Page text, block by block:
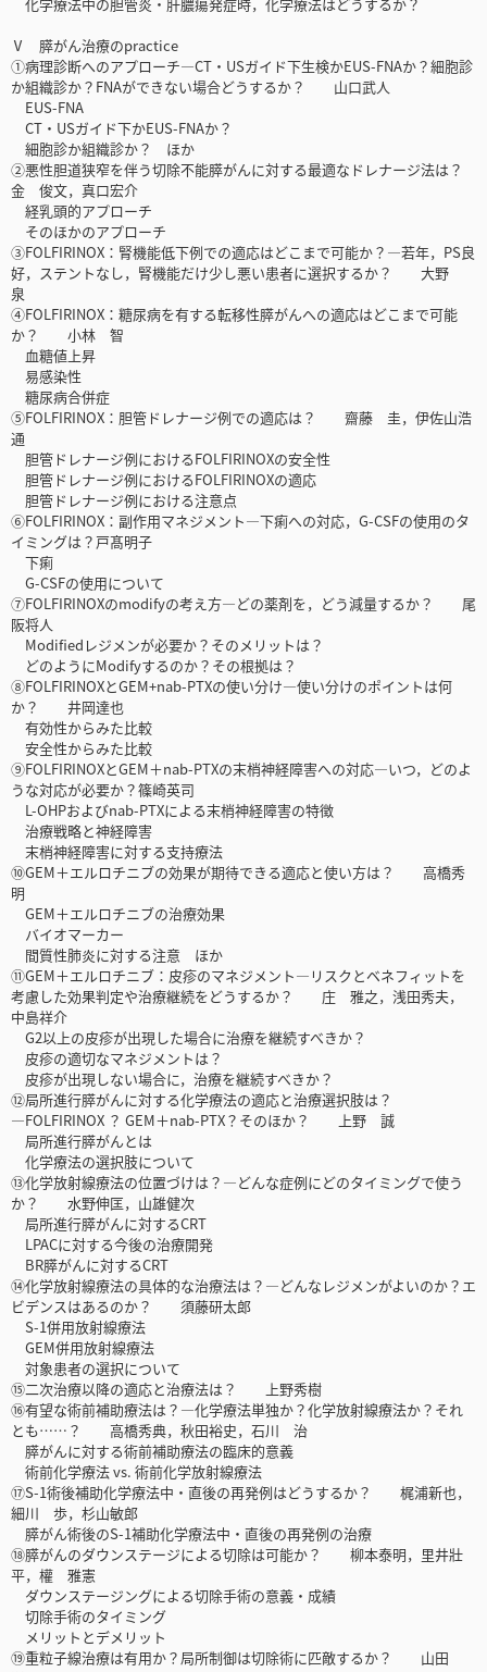
Ⅴ 膵がん治療のpractice
①病理診断へのアプローチ―CT・USガイド下生検かEUS-FNAか？細胞診
か組織診か？FNAができない場合どうするか？ 山口武人
EUS-FNA
CT・USガイド下かEUS-FNAか？
細胞診か組織診か？ ほか
②悪性胆道狭窄を伴う切除不能膵がんに対する最適なドレナージ法は？
金 俊文，真口宏介
経乳頭的アプローチ
そのほかのアプローチ
③FOLFIRINOX：腎機能低下例での適応はどこまで可能か？―若年，PS良
好，ステントなし，腎機能だけ少し悪い患者に選択するか？ 大野
泉
④FOLFIRINOX：糖尿病を有する転移性膵がんへの適応はどこまで可能
か？ 小林 智
血糖値上昇
易感染性
糖尿病合併症
⑤FOLFIRINOX：胆管ドレナージ例での適応は？ 齋藤 圭，伊佐山浩
通
胆管ドレナージ例におけるFOLFIRINOXの安全性
胆管ドレナージ例におけるFOLFIRINOXの適応
胆管ドレナージ例における注意点
⑥FOLFIRINOX：副作用マネジメント―下痢への対応，G-CSFの使用のタ
イミングは？戸髙明子
下痢
G-CSFの使用について
⑦FOLFIRINOXのmodifyの考え方―どの薬剤を，どう減量するか？ 尾
阪将人
Modifiedレジメンが必要か？そのメリットは？
どのようにModifyするのか？その根拠は？
⑧FOLFIRINOXとGEM+nab-PTXの使い分け―使い分けのポイントは何
か？ 井岡達也
有効性からみた比較
安全性からみた比較
⑨FOLFIRINOXとGEM＋nab-PTXの末梢神経障害への対応―いつ，どのよ
うな対応が必要か？篠崎英司
L-OHPおよびnab-PTXによる末梢神経障害の特徴
治療戦略と神経障害
末梢神経障害に対する支持療法
⑩GEM＋エルロチニブの効果が期待できる適応と使い方は？ 高橋秀
明
GEM＋エルロチニブの治療効果
バイオマーカー
間質性肺炎に対する注意 ほか
⑪GEM＋エルロチニブ：皮疹のマネジメント―リスクとベネフィットを
考慮した効果判定や治療継続をどうするか？ 庄 雅之，浅田秀夫，
中島祥介
G2以上の皮疹が出現した場合に治療を継続すべきか？
皮疹の適切なマネジメントは？
皮疹が出現しない場合に，治療を継続すべきか？
⑫局所進行膵がんに対する化学療法の適応と治療選択肢は？
―FOLFIRINOX ？ GEM＋nab-PTX？そのほか？ 上野 誠
局所進行膵がんとは
化学療法の選択肢について
⑬化学放射線療法の位置づけは？―どんな症例にどのタイミングで使う
か？ 水野伸匡，山雄健次
局所進行膵がんに対するCRT
LPACに対する今後の治療開発
BR膵がんに対するCRT
⑭化学放射線療法の具体的な治療法は？―どんなレジメンがよいのか？エ
ビデンスはあるのか？ 須藤研太郎
S-1併用放射線療法
GEM併用放射線療法
対象患者の選択について
⑮二次治療以降の適応と治療法は？ 上野秀樹
⑯有望な術前補助療法は？―化学療法単独か？化学放射線療法か？それ
とも……？ 高橋秀典，秋田裕史，石川 治
膵がんに対する術前補助療法の臨床的意義
術前化学療法 vs. 術前化学放射線療法
⑰S-1術後補助化学療法中・直後の再発例はどうするか？ 梶浦新也，
細川 歩，杉山敏郎
膵がん術後のS-1補助化学療法中・直後の再発例の治療
⑱膵がんのダウンステージによる切除は可能か？ 柳本泰明，里井壯
平，權 雅憲
ダウンステージングによる切除手術の意義・成績
切除手術のタイミング
メリットとデメリット
⑲重粒子線治療は有用か？局所制御は切除術に匹敵するか？ 山田